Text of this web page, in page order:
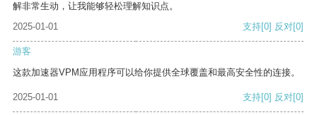
解非常生动，让我能够轻松理解知识点。
2025-01-01
支持[0] 反对[0]
游客
这款加速器VPM应用程序可以给你提供全球覆盖和最高安全性的连接。
2025-01-01 支持[0] 反对[0]